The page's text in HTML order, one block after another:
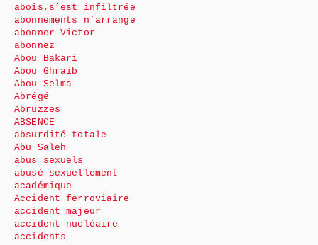
abois,s’est infiltrée
abonnements n’arrange
abonner Victor
abonnez
Abou Bakari
Abou Ghraib
Abou Selma
Abrégé
Abruzzes
ABSENCE
absurdité totale
Abu Saleh
abus sexuels
abusé sexuellement
académique
Accident ferroviaire
accident majeur
accident nucléaire
accidents